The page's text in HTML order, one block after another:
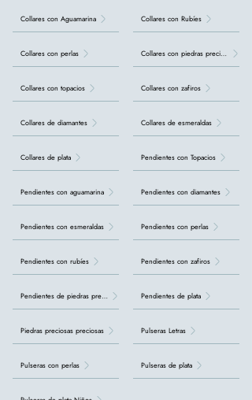
Collares con Aguamarina
Collares con perlas
Collares con topacios
Collares de diamantes
Collares de plata
Pendientes con aguamarina
Pendientes con esmeraldas
Pendientes con rubíes
Pendientes de piedras preciosas
Piedras preciosas preciosas
Pulseras con perlas
Collares con Rubíes
Collares con piedras preciosas
Collares con zafiros
Collares de esmeraldas
Pendientes con Topacios
Pendientes con diamantes
Pendientes con perlas
Pendientes con zafiros
Pendientes de plata
Pulseras Letras
Pulseras de plata